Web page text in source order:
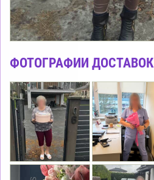
ФОТОГРАФИИ ДОСТАВОК